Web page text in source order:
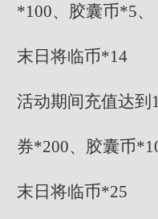
*100、胶囊币*5、
末日将临币*14
活动期间充值达到
券*200、胶囊币
末日将临币*25